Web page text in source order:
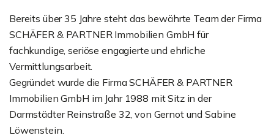
Bereits über 35 Jahre steht das bewährte Team der Firma
SCHÄFER & PARTNER Immobilien GmbH für
fachkundige, seriöse engagierte und ehrliche
Vermittlungsarbeit.
Gegründet wurde die Firma SCHÄFER & PARTNER
Immobilien GmbH im Jahr 1988 mit Sitz in der
Darmstädter Reinstraße 32, von Gernot und Sabine
Löwenstein.